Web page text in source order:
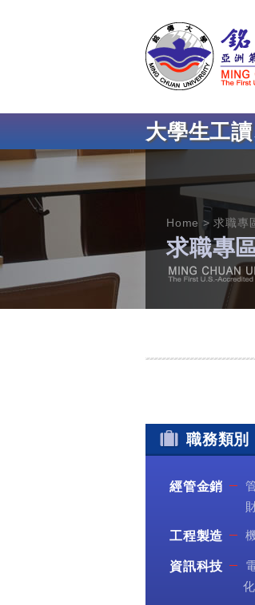
大學生工
Home 求職專
求職專
職務類別
經管金銷
工程製造
資訊科技